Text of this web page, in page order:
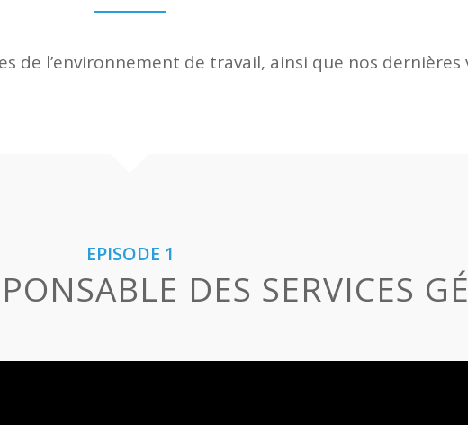
de l’environnement de travail, ainsi que nos dernières
EPISODE 1
DES SERVICES